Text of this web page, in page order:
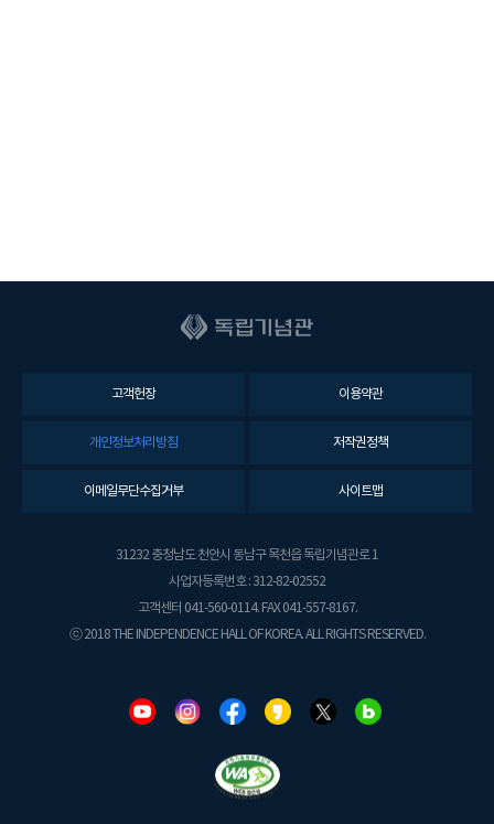
고객헌장 이용약관
개인정보처리방침 저작권정책
이메일무단수집거부 사이트맵
31232 충청남도 천안시 동남구 목천읍 독립기념관로 1
사업자등록번호 : 312-82-02552
고객센터 041-560-0114. FAX 041-557-8167.
ⓒ 2018 THE INDEPENDENCE HALL OF KOREA. ALL RIGHTS RESERVED.